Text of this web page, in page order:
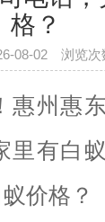
格？
08-02 浏览次
惠州惠
里有白
价格？